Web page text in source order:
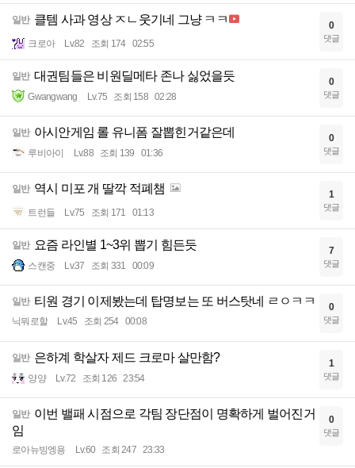
일반 클템 사과 영상 ㅈㄴ웃기네 그냥 ㅋㅋ
크로아 Lv.82 조회 174 02:55
0
댓글
일반 대권팀들은 비원딜메타 존나 싫었을듯
Gwangwang Lv.75 조회 158 02:28
0
댓글
일반 아시안게임 롤 유니폼 잘뽑힌거같은데
루비아이 Lv.88 조회 139 01:36
0
댓글
일반 역시 미포 개 딸깍 적폐챔
트런들 Lv.75 조회 171 01:13
1
댓글
일반 요즘 라인별 1~3위 뽑기 힘든듯
스캔중 Lv.37 조회 331 00:09
7
댓글
일반 티원 경기 이제봤는데 탑명보는 또 버스탓네 ㄹㅇㅋㅋ
닉뭐로할 Lv.45 조회 254 00:08
0
댓글
일반 은하계 학살자 제드 크로마 살만함?
양양 Lv.72 조회 126 23:54
1
댓글
일반 이번 밸패 시점으로 각팀 장단점이 명확하게 벌어진거
임
로아뉴빙엥용 Lv.60 조회 247 23:33
0
댓글